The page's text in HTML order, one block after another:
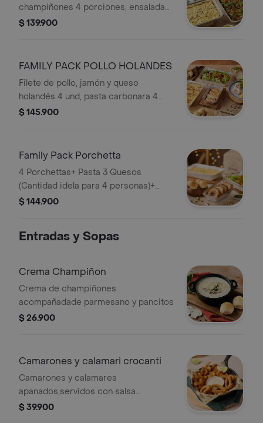
champiñones 4 porciones, ensalada
de la casa 4 porciones, pancitos 8
$ 139.900
FAMILY PACK POLLO HOLANDES
Filete de pollo, jamón y queso
holandés 4 und, pasta carbonara 4
porciones, ensalada 4 porciones,
$ 145.900
Family Pack Porchetta
4 Porchettas+ Pasta 3 Quesos
(Cantidad idela para 4 personas)+
Ensalada+ Pancitos
$ 144.900
Entradas y Sopas
Crema Champiñon
Crema de champiñones
acompañadade parmesano y pancitos
$ 26.900
Camarones y calamari crocanti
Camarones y calamares
apanados,servidos con salsa
tártara,limón tahití y cebollín fresco.
$ 39.900